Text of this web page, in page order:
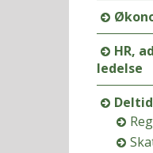
HR,
ledelse